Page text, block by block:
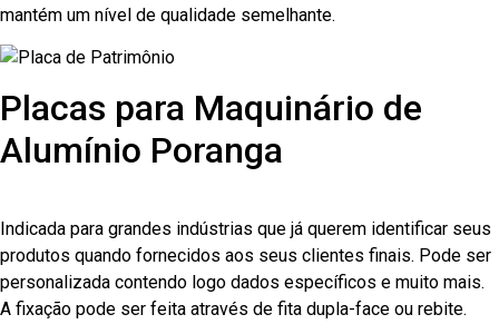
mantém um nível de qualidade semelhante.
Placas para Maquinário de
Alumínio Poranga
Indicada para grandes indústrias que já querem identificar seus
produtos quando fornecidos aos seus clientes finais. Pode ser
personalizada contendo logo dados específicos e muito mais.
A fixação pode ser feita através de fita dupla-face ou rebite.